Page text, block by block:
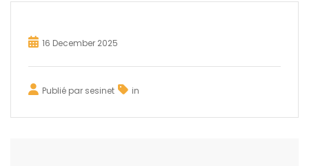
16 December 2025
Publié par sesinet in